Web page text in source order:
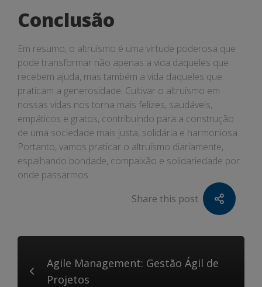
Conclusão
Em resumo, o altruísmo é uma virtude poderosa que
pode transformar não apenas a vida daqueles que
recebem ajuda, mas também a vida daqueles que
praticam a generosidade. Cultivar o altruísmo em
nossas vidas nos torna mais felizes, saudáveis,
empáticos e gratos, contribuindo para a construção
de uma sociedade mais justa, solidária e harmoniosa.
Portanto, vamos praticar o altruísmo diariamente,
espalhando bondade, compaixão e solidariedade por
onde passarmos.
Share this post
Agile Management: Gestão Ágil de
Projetos